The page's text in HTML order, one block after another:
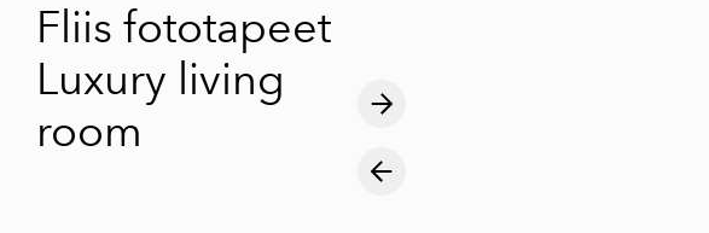
Fliis fototapeet
Luxury living
room